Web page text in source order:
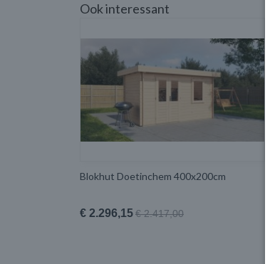
Ook interessant
Blokhut Doetinchem 400x200cm
€ 2.296,15€ 2.417,00